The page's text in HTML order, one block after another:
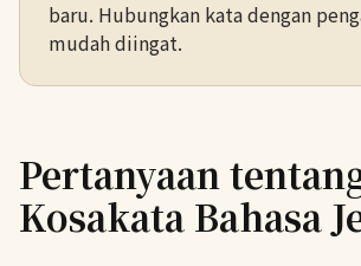
baru. Hubungkan kata dengan
mudah diingat.
Pertanyaan
Kosakata Bahasa